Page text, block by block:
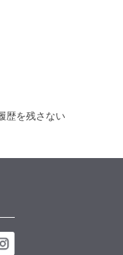
歴を残さない